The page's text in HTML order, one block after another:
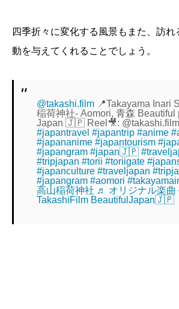
四季折々に変化する風景もまた、訪
動を与えてくれることでしょう。
@takashi.film 📍Takayama Inari
稲荷神社- Aomori, 青森 Beautiful
Japan 🇯🇵 Reel🎥:
#japantravel #japantrip #anime
#japananime #japantourism
#japangram #japan🇯🇵
#tripjapan #torii #toriigate
#japanculture #traveljapan
#japangram #aomori
高山稲荷神社 ♬ オリジナル楽曲
TakashiFilm BeautifulJapan🇯🇵